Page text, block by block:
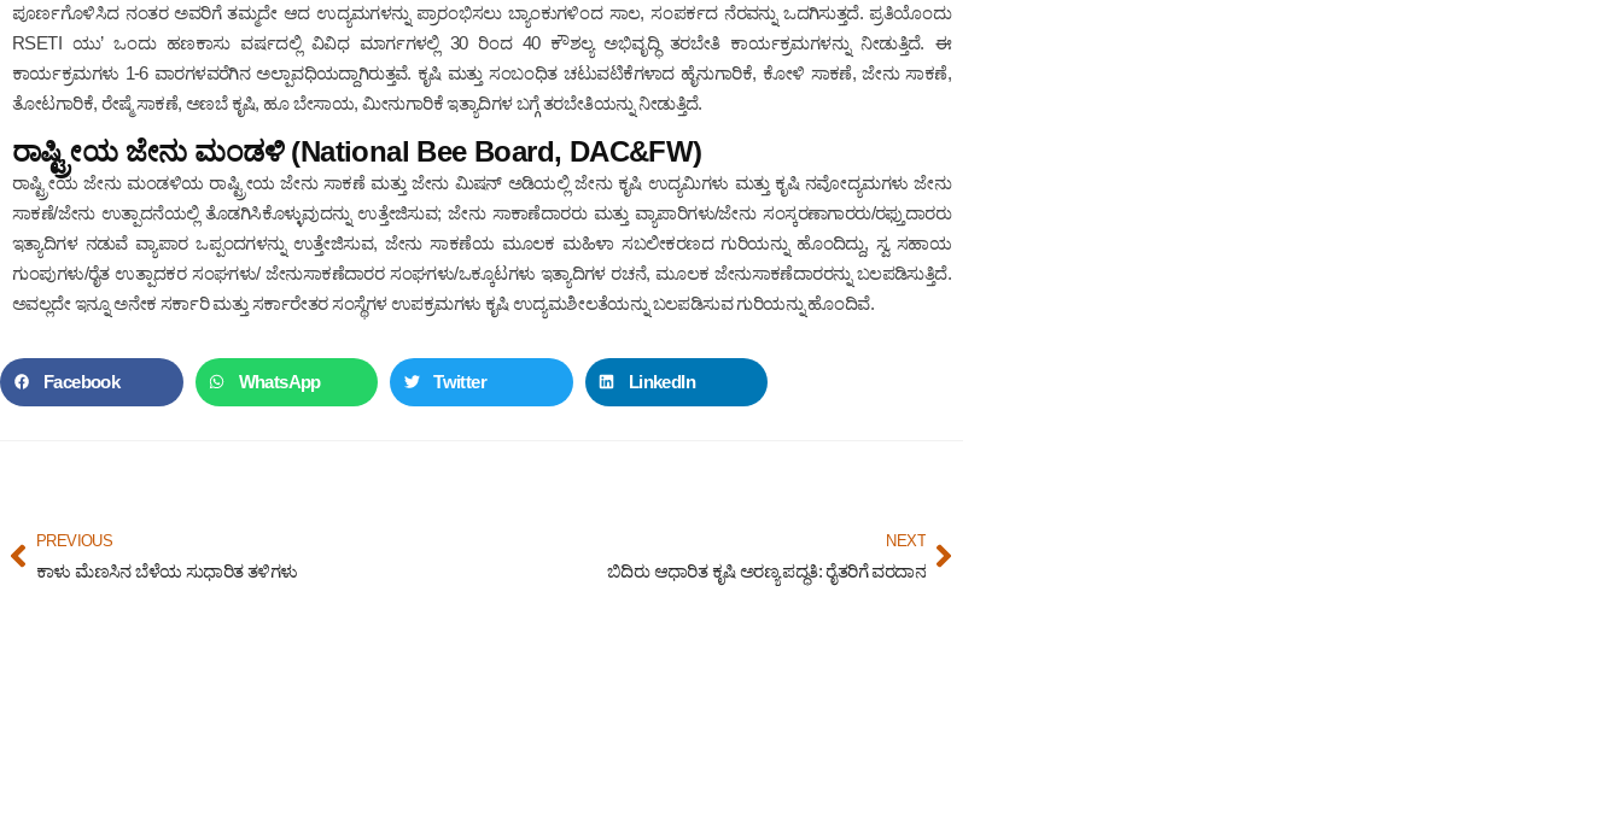
ಪೂರ್ಣಗೊಳಿಸಿದ ನಂತರ ಅವರಿಗೆ ತಮ್ಮದೇ ಆದ ಉದ್ಯಮಗಳನ್ನು ಪ್ರಾರಂಭಿಸಲು ಬ್ಯಾಂಕುಗಳಿಂದ ಸಾಲ, ಸಂಪರ್ಕದ ನೆರವನ್ನು ಒದಗಿಸುತ್ತದೆ. ಪ್ರತಿಯೊಂದು
RSETI ಯು’ ಒಂದು ಹಣಕಾಸು ವರ್ಷದಲ್ಲಿ ವಿವಿಧ ಮಾರ್ಗಗಳಲ್ಲಿ 30 ರಿಂದ 40 ಕೌಶಲ್ಯ ಅಭಿವೃದ್ಧಿ ತರಬೇತಿ ಕಾರ್ಯಕ್ರಮಗಳನ್ನು ನೀಡುತ್ತಿದೆ. ಈ
ಕಾರ್ಯಕ್ರಮಗಳು 1-6 ವಾರಗಳವರೆಗಿನ ಅಲ್ಪಾವಧಿಯದ್ದಾಗಿರುತ್ತವೆ. ಕೃಷಿ ಮತ್ತು ಸಂಬಂಧಿತ ಚಟುವಟಿಕೆಗಳಾದ ಹೈನುಗಾರಿಕೆ, ಕೋಳಿ ಸಾಕಣೆ, ಜೇನು ಸಾಕಣೆ,
ತೋಟಗಾರಿಕೆ, ರೇಷ್ಮೆ ಸಾಕಣೆ, ಅಣಬೆ ಕೃಷಿ, ಹೂ ಬೇಸಾಯ, ಮೀನುಗಾರಿಕೆ ಇತ್ಯಾದಿಗಳ ಬಗ್ಗೆ ತರಬೇತಿಯನ್ನು ನೀಡುತ್ತಿದೆ.
ರಾಷ್ಟ್ರೀಯ ಜೇನು ಮಂಡಳಿ (National Bee Board, DAC&FW)
ರಾಷ್ಟ್ರೀಯ ಜೇನು ಮಂಡಳಿಯ ರಾಷ್ಟ್ರೀಯ ಜೇನು ಸಾಕಣೆ ಮತ್ತು ಜೇನು ಮಿಷನ್ ಅಡಿಯಲ್ಲಿ ಜೇನು ಕೃಷಿ ಉದ್ಯಮಿಗಳು ಮತ್ತು ಕೃಷಿ ನವೋದ್ಯಮಗಳು ಜೇನು
ಸಾಕಣೆ/ಜೇನು ಉತ್ಪಾದನೆಯಲ್ಲಿ ತೊಡಗಿಸಿಕೊಳ್ಳುವುದನ್ನು ಉತ್ತೇಜಿಸುವ; ಜೇನು ಸಾಕಾಣೆದಾರರು ಮತ್ತು ವ್ಯಾಪಾರಿಗಳು/ಜೇನು ಸಂಸ್ಕರಣಾಗಾರರು/ರಫ್ತುದಾರರು
ಇತ್ಯಾದಿಗಳ ನಡುವೆ ವ್ಯಾಪಾರ ಒಪ್ಪಂದಗಳನ್ನು ಉತ್ತೇಜಿಸುವ, ಜೇನು ಸಾಕಣೆಯ ಮೂಲಕ ಮಹಿಳಾ ಸಬಲೀಕರಣದ ಗುರಿಯನ್ನು ಹೊಂದಿದ್ದು, ಸ್ವ ಸಹಾಯ
ಗುಂಪುಗಳು/ರೈತ ಉತ್ಪಾದಕರ ಸಂಘಗಳು/ ಜೇನುಸಾಕಣೆದಾರರ ಸಂಘಗಳು/ಒಕ್ಕೂಟಗಳು ಇತ್ಯಾದಿಗಳ ರಚನೆ, ಮೂಲಕ ಜೇನುಸಾಕಣೆದಾರರನ್ನು ಬಲಪಡಿಸುತ್ತಿದೆ.
ಅವಲ್ಲದೇ ಇನ್ನೂ ಅನೇಕ ಸರ್ಕಾರಿ ಮತ್ತು ಸರ್ಕಾರೇತರ ಸಂಸ್ಥೆಗಳ ಉಪಕ್ರಮಗಳು ಕೃಷಿ ಉದ್ಯಮಶೀಲತೆಯನ್ನು ಬಲಪಡಿಸುವ ಗುರಿಯನ್ನು ಹೊಂದಿವೆ.
Facebook WhatsApp Twitter LinkedIn
PREVIOUS
ಕಾಳು ಮೆಣಸಿನ ಬೆಳೆಯ ಸುಧಾರಿತ ತಳಿಗಳು
NEXT
ಬಿದಿರು ಆಧಾರಿತ ಕೃಷಿ ಅರಣ್ಯ ಪದ್ಧತಿ: ರೈತರಿಗೆ ವರದಾನ